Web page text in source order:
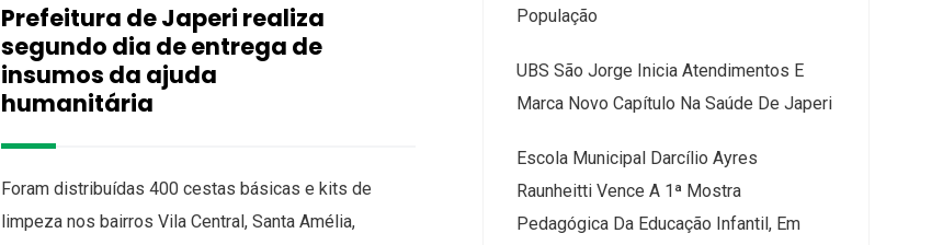
Prefeitura de Japeri realiza
segundo dia de entrega de
insumos da ajuda
humanitária
Foram distribuídas 400 cestas básicas e kits de
limpeza nos bairros Vila Central, Santa Amélia,
População
UBS São Jorge Inicia Atendimentos E
Marca Novo Capítulo Na Saúde De Japeri
Escola Municipal Darcílio Ayres
Raunheitti Vence A 1ª Mostra
Pedagógica Da Educação Infantil, Em